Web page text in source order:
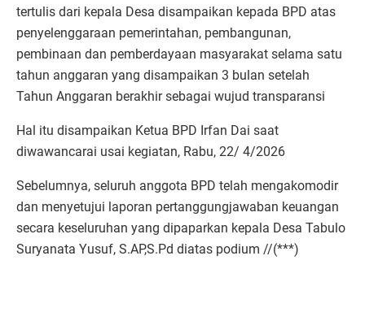
tertulis dari kepala Desa disampaikan kepada BPD atas
penyelenggaraan pemerintahan, pembangunan,
pembinaan dan pemberdayaan masyarakat selama satu
tahun anggaran yang disampaikan 3 bulan setelah
Tahun Anggaran berakhir sebagai wujud transparansi
Hal itu disampaikan Ketua BPD Irfan Dai saat
diwawancarai usai kegiatan, Rabu, 22/ 4/2026
Sebelumnya, seluruh anggota BPD telah mengakomodir
dan menyetujui laporan pertanggungjawaban keuangan
secara keseluruhan yang dipaparkan kepala Desa Tabulo
Suryanata Yusuf, S.AP,S.Pd diatas podium //(***)